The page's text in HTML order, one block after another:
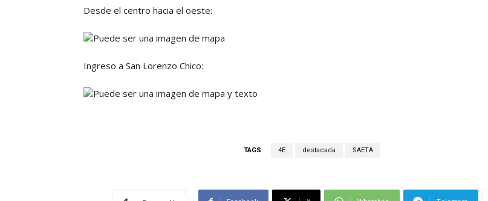
Desde el centro hacia el oeste:
Ingreso a San Lorenzo Chico:
TAGS 4E destacada SAETA